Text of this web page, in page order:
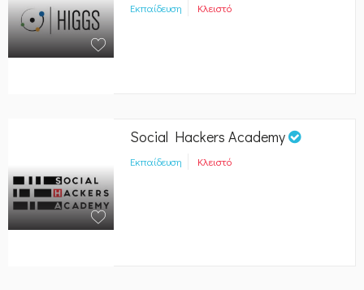
Εκπαίδευση Κλειστό
Social Hackers Academy
Εκπαίδευση Κλειστό